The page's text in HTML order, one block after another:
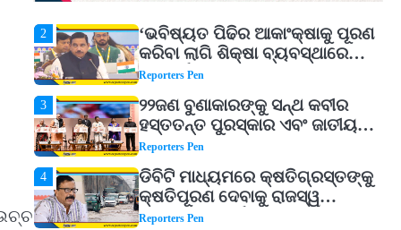
2
‘ଭବିଷ୍ୟତ ପିଢିର ଆକାଂକ୍ଷାକୁ ପୂରଣ
କରିବା ଲାଗି ଶିକ୍ଷା ବ୍ୟବସ୍ଥାରେ
ପରିବର୍ତ୍ତନ ଜରୁରୀ’
Reporters Pen
3 ୨୨ଜଣ ବୁଣାକାରଙ୍କୁ ସନ୍ଥ କବୀର
ହସ୍ତତନ୍ତ ପୁରସ୍କାର ଏବଂ ଜାତୀୟ
ହସ୍ତତନ୍ତ ପୁରସ୍କାର ପ୍ରଦାନ,
ଓଡ଼ିଶାରୁ ୨ ଜଣଙ୍କୁ ମିଳିଲା
Reporters Pen
4
ଡିବିଟି ମାଧ୍ୟମରେ କ୍ଷତିଗ୍ରସ୍ତଙ୍କୁ
କ୍ଷତିପୂରଣ ଦେବାକୁ ରାଜସ୍ୱ
ମନ୍ତ୍ରୀଙ୍କ ନିର୍ଦ୍ଦେଶ
Reporters Pen